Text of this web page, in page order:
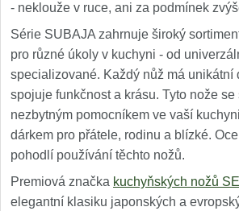
- neklouže v ruce, ani za podmínek
Série SUBAJA zahrnuje široký
pro různé úkoly v kuchyni - od
specializované. Každý nůž má unikátní
spojuje funkčnost a krásu. Tyto nože se
nezbytným pomocníkem ve vaší
dárkem pro přátele, rodinu a blízké.
pohodlí používání těchto nožů.
Premiová značka kuchyňských nožů
elegantní klasiku japonských a